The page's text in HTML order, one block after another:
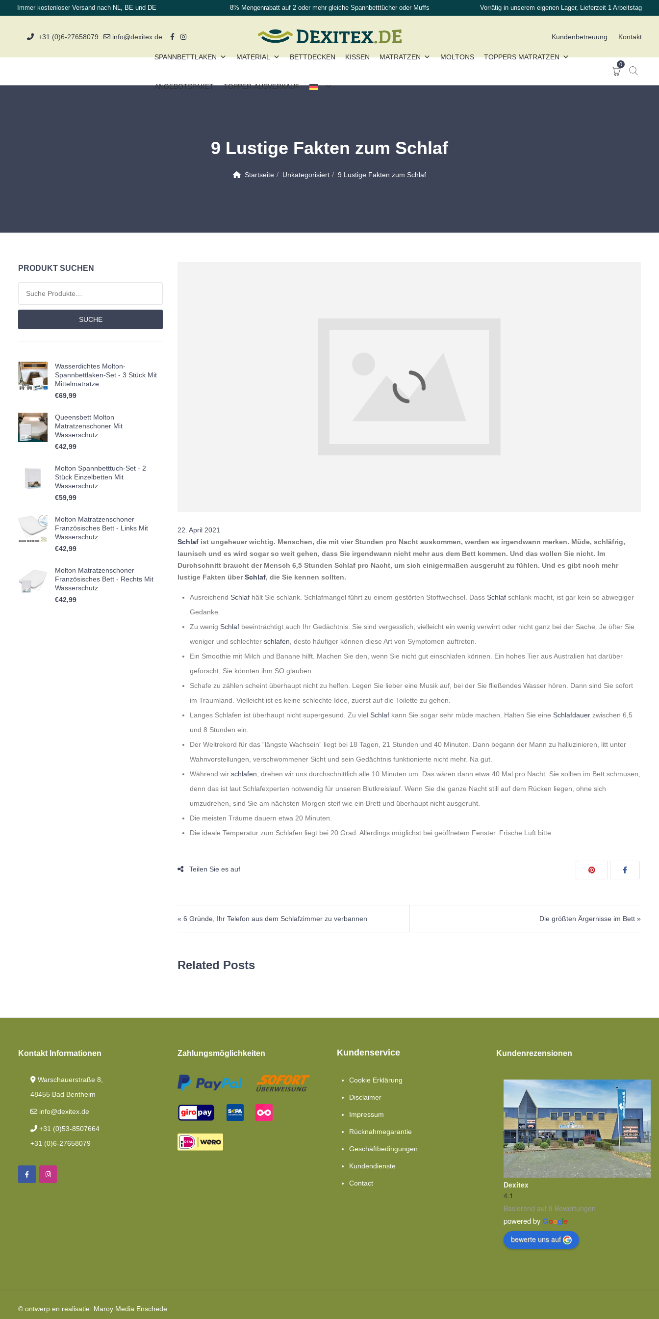
Immer kostenloser Versand nach NL, BE und DE 8% Mengenrabatt auf 2 oder mehr gleiche Spannbetttücher oder Muffs Vorrätig in unserem eigenen Lager, Lieferzeit 1 Arbeitstag
+31 (0)6-27658079 info@dexitex.de Kundenbetreuung Kontakt
SPANNBETTLAKEN MATERIAL BETTDECKEN KISSEN MATRATZEN MOLTONS TOPPERS MATRATZEN
ANGEBOTSPAKET TOPPER-AUSVERKAUF
0
9 Lustige Fakten zum Schlaf
Startseite Unkategorisiert 9 Lustige Fakten zum Schlaf
22. April 2021
Schlaf ist ungeheuer wichtig. Menschen, die mit vier Stunden pro Nacht auskommen, werden es irgendwann merken. Müde, schläfrig,
launisch und es wird sogar so weit gehen, dass Sie irgendwann nicht mehr aus dem Bett kommen. Und das wollen Sie nicht. Im
Durchschnitt braucht der Mensch 6,5 Stunden Schlaf pro Nacht, um sich einigermaßen ausgeruht zu fühlen. Und es gibt noch mehr
lustige Fakten überSchlaf, die Sie kennen sollten.
Ausreichend Schlaf hält Sie schlank. Schlafmangel führt zu einem gestörten Stoffwechsel. Dass Schlaf schlank macht, ist gar kein so abwegiger
Gedanke.
Zu wenig Schlaf beeinträchtigt auch Ihr Gedächtnis. Sie sind vergesslich, vielleicht ein wenig verwirrt oder nicht ganz bei der Sache. Je öfter Sie
weniger und schlechter schlafen , desto häufiger können diese Art von Symptomen auftreten.
Ein Smoothie mit Milch und Banane hilft. Machen Sie den, wenn Sie nicht gut einschlafen können. Ein hohes Tier aus Australien hat darüber
geforscht, Sie könnten ihm SO glauben.
Schafe zu zählen scheint überhaupt nicht zu helfen. Legen Sie lieber eine Musik auf, bei der Sie fließendes Wasser hören. Dann sind Sie sofort
im Traumland. Vielleicht ist es keine schlechte Idee, zuerst auf die Toilette zu gehen.
Langes Schlafen ist überhaupt nicht supergesund. Zu viel Schlaf kann Sie sogar sehr müde machen. Halten Sie eine Schlafdauer zwischen 6,5
und 8 Stunden ein.
Der Weltrekord für das “längste Wachsein” liegt bei 18 Tagen, 21 Stunden und 40 Minuten. Dann begann der Mann zu halluzinieren, litt unter
Wahnvorstellungen, verschwommener Sicht und sein Gedächtnis funktionierte nicht mehr. Na gut.
Während wir schlafen , drehen wir uns durchschnittlich alle 10 Minuten um. Das wären dann etwa 40 Mal pro Nacht. Sie sollten im Bett schmusen,
denn das ist laut Schlafexperten notwendig für unseren Blutkreislauf. Wenn Sie die ganze Nacht still auf dem Rücken liegen, ohne sich
umzudrehen, sind Sie am nächsten Morgen steif wie ein Brett und überhaupt nicht ausgeruht.
Die meisten Träume dauern etwa 20 Minuten.
Die ideale Temperatur zum Schlafen liegt bei 20 Grad. Allerdings möglichst bei geöffnetem Fenster. Frische Luft bitte.
Beitragsnavigation
« 6 Gründe, Ihr Telefon aus dem Schlafzimmer zu verbannen Die größten Ärgernisse im Bett »
Related Posts
PRODUKT SUCHEN
SUCHE
Wasserdichtes Molton-
Spannbettlaken-Set - 3 Stück Mit
Mittelmatratze
€69,99
Queensbett Molton
Matratzenschoner Mit
Wasserschutz
€42,99
Molton Spannbetttuch-Set - 2
Stück Einzelbetten Mit
Wasserschutz
€59,99
Molton Matratzenschoner
Französisches Bett - Links Mit
Wasserschutz
€42,99
Molton Matratzenschoner
Französisches Bett - Rechts Mit
Wasserschutz
€42,99
Kontakt Informationen
Warschauerstraße 8,
48455 Bad Bentheim
info@dexitex.de
+31 (0)53-8507664
+31 (0)6-27658079
Zahlungsmöglichkeiten Kundenservice
Cookie Erklärung
Disclaimer
Impressum
Rücknahmegarantie
Geschäftbedingungen
Kundendienste
Contact
Kundenrezensionen
Dexitex
4.1
Basierend auf 9 Bewertungen
powered by Google
bewerte uns auf
© ontwerp en realisatie: Maroy Media Enschede